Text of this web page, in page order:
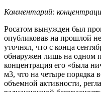
Комментарий:
Росатом вынужден был
опубликовав на прошлой
уточнял, что с конца
обнаружен лишь на одном
концентрация его «была
м3, что на четыре порядка
объемной активности,